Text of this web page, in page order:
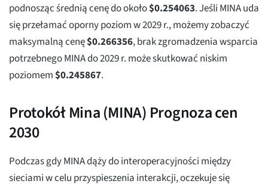
podnosząc średnią cenę do około$0.254063. Jeśli MINA uda
się przełamać oporny poziom w 2029 r., możemy zobaczyć
maksymalną cenę$0.266356, brak zgromadzenia wsparcia
potrzebnego MINA do 2029 r. może skutkować niskim
poziomem$0.245867.
Protokół Mina (MINA) Prognoza cen
2030
Podczas gdy MINA dąży do interoperacyjności między
sieciami w celu przyspieszenia interakcji, oczekuje się